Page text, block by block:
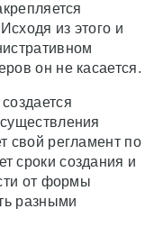
из этого и
он не касается.
свой регламент по
сроки создания и
от формы
разными